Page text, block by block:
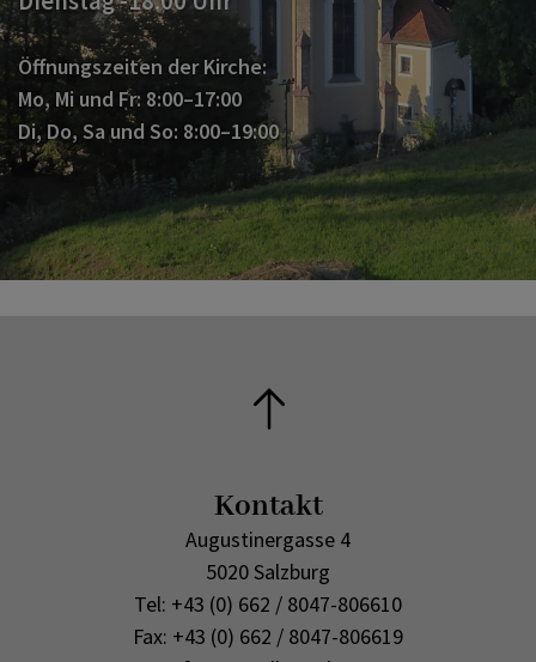
Öffnungszeiten der Kirche:
Mo, Mi und Fr: 8:00–17:00
Di, Do, Sa und So: 8:00–19:00
Kontakt
Augustinergasse 4
5020 Salzburg
Tel: +43 (0) 662 / 8047-806610
Fax: +43 (0) 662 / 8047-806619